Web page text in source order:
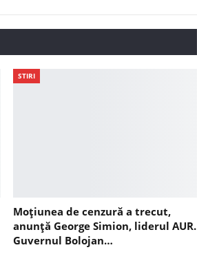
STIRI
Moțiunea de cenzură a trecut,
anunță George Simion, liderul AUR.
Guvernul Bolojan…